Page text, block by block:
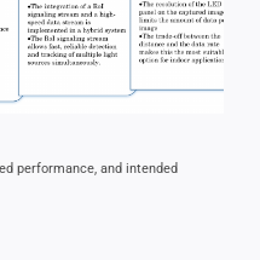
performance, and intended